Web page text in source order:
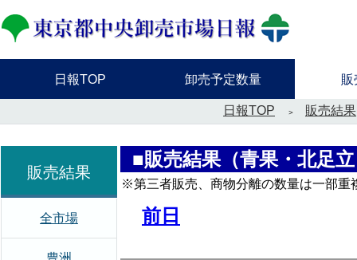
日報TOP 卸売予定数量 販
日報TOP 販売結果
■販売結果（青果・北足
※第三者販売、商物分離の数量は一部重
前日
販売結果
全市場